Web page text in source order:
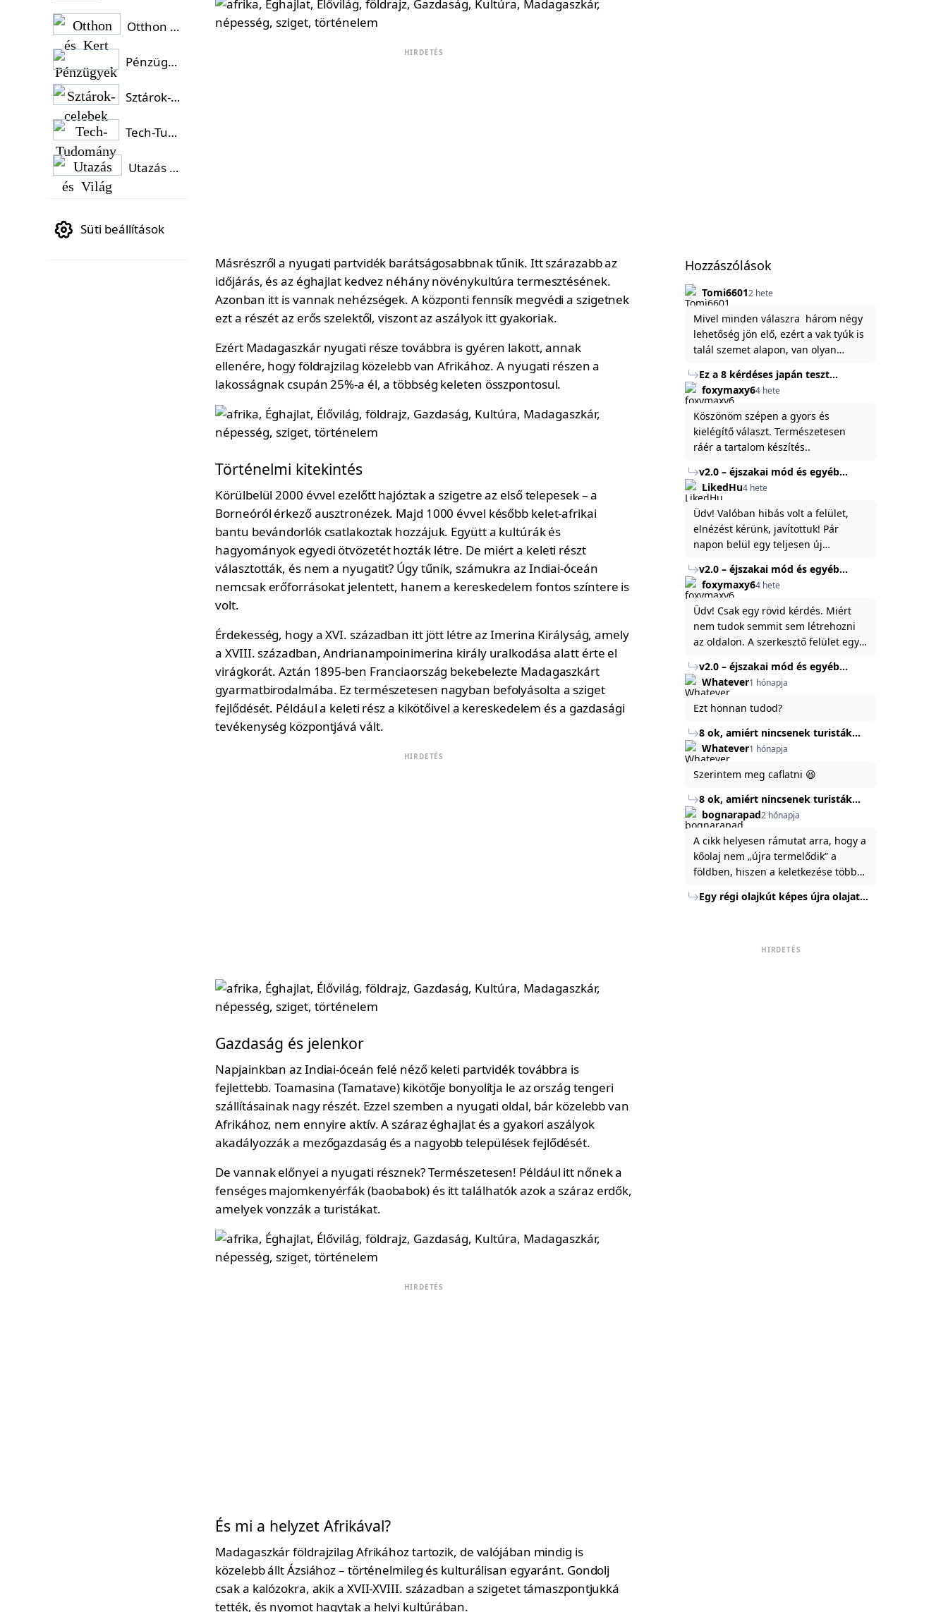
HIRDETÉS
Másrészről a nyugati partvidék barátságosabbnak tűnik. Itt szárazabb az
időjárás, és az éghajlat kedvez néhány növénykultúra termesztésének.
Azonban itt is vannak nehézségek. A központi fennsík megvédi a szigetnek
ezt a részét az erős szelektől, viszont az aszályok itt gyakoriak.
Ezért Madagaszkár nyugati része továbbra is gyéren lakott, annak
ellenére, hogy földrajzilag közelebb van Afrikához. A nyugati részen a
lakosságnak csupán 25%-a él, a többség keleten összpontosul.
Történelmi kitekintés
Körülbelül 2000 évvel ezelőtt hajóztak a szigetre az első telepesek – a
Borneóról érkező ausztronézek. Majd 1000 évvel később kelet-afrikai
bantu bevándorlók csatlakoztak hozzájuk. Együtt a kultúrák és
hagyományok egyedi ötvözetét hozták létre. De miért a keleti részt
választották, és nem a nyugatit? Úgy tűnik, számukra az Indiai-óceán
nemcsak erőforrásokat jelentett, hanem a kereskedelem fontos színtere is
volt.
Érdekesség, hogy a XVI. században itt jött létre az Imerina Királyság, amely
a XVIII. században, Andrianampoinimerina király uralkodása alatt érte el
virágkorát. Aztán 1895-ben Franciaország bekebelezte Madagaszkárt
gyarmatbirodalmába. Ez természetesen nagyban befolyásolta a sziget
fejlődését. Például a keleti rész a kikötőivel a kereskedelem és a gazdasági
tevékenység központjává vált.
HIRDETÉS
Gazdaság és jelenkor
Napjainkban az Indiai-óceán felé néző keleti partvidék továbbra is
fejlettebb. Toamasina (Tamatave) kikötője bonyolítja le az ország tengeri
szállításainak nagy részét. Ezzel szemben a nyugati oldal, bár közelebb van
Afrikához, nem ennyire aktív. A száraz éghajlat és a gyakori aszályok
akadályozzák a mezőgazdaság és a nagyobb települések fejlődését.
De vannak előnyei a nyugati résznek? Természetesen! Például itt nőnek a
fenséges majomkenyérfák (baobabok) és itt találhatók azok a száraz erdők,
amelyek vonzzák a turistákat.
HIRDETÉS
És mi a helyzet Afrikával?
Madagaszkár földrajzilag Afrikához tartozik, de valójában mindig is
közelebb állt Ázsiához – történelmileg és kulturálisan egyaránt. Gondolj
csak a kalózokra, akik a XVII-XVIII. században a szigetet támaszpontjukká
tették, és nyomot hagytak a helyi kultúrában.
Hozzászólások
Tomi66012 hete
Mivel minden válaszra három négy
lehetőség jön elő, ezért a vak tyúk is
talál szemet alapon, van olyan
Ez a 8 kérdéses japán teszt
hibátlanul feltárja az igazságot
rólad
foxymaxy64 hete
Köszönöm szépen a gyors és
kielégítő választ. Természetesen
ráér a tartalom készítés..
v2.0 – éjszakai mód és egyéb
fejlesztések
LikedHu4 hete
Üdv! Valóban hibás volt a felület,
elnézést kérünk, javítottuk! Pár
napon belül egy teljesen új
weboldal legújabb, 3.0-ás verzióját,
és vélhetően ez zavart be kicsit.Egy
baráti megjegyzés: ha nem fontos
és tud várni néhány napot a
tartalom, amit készíteni
szeretnél, inkább várj néhány napot,
mert ég és föld lesz a különbség a
jelenlegi rendszer és az új között -
legfőképpen egyébként épp
tartalomkészítési szempontból! :)
v2.0 – éjszakai mód és egyéb
fejlesztések
foxymaxy64 hete
Üdv! Csak egy rövid kérdés. Miért
nem tudok semmit sem létrehozni
az oldalon. A szerkesztő felület egy
Köszönöm ha válaszoltok.
v2.0 – éjszakai mód és egyéb
fejlesztések
Whatever1 hónapja
Ezt honnan tudod?
8 ok, amiért nincsenek turisták
Törökország Fekete-tenger felőli
partján
Whatever1 hónapja
Szerintem meg caflatni 😆
8 ok, amiért nincsenek turisták
Törökország Fekete-tenger felőli
partján
bognarapad2 hónapja
A cikk helyesen rámutat arra, hogy a
kőolaj nem „újra termelődik” a
földben, hiszen a keletkezése több
Energiaügyi Minisztériuma szerint a
kőzetben marad. A
Egy régi olajkút képes újra olajat
HIRDETÉS
Otthon és Kert
Pénzügyek
Sztárok-celebek
Tech-Tudomány
Utazás és Világ
Süti beállítások